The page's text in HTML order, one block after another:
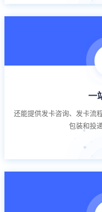
一
还能提供发卡咨询、发卡流
包装和投